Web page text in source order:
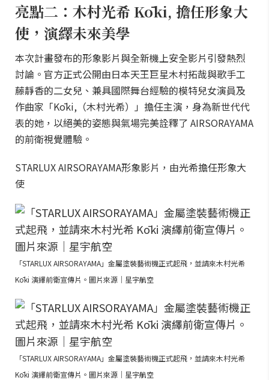
亮點二：木村光希 Kōki, 擔任形象大
使，演繹未來美學
本次計畫發布的形象影片與全新機上安全影片引發熱烈
討論。官方正式公開由日本天王巨星木村拓哉與歌手工
藤靜香的二女兒、兼具國際舞台經驗的模特兒女演員及
作曲家「Kōki,（木村光希）」擔任主演，身為新世代代
表的她，以絕美的姿態與氣場完美詮釋了 AIRSORAYAMA
的前衛視覺體驗。
STARLUX AIRSORAYAMA形象影片，由光希擔任形象大
使
「STARLUX AIRSORAYAMA」金屬塗裝藝術機正式起飛，並請來木村光希
Kōki 演繹前衛宣傳片。圖片來源｜星宇航空
「STARLUX AIRSORAYAMA」金屬塗裝藝術機正式起飛，並請來木村光希
Kōki 演繹前衛宣傳片。圖片來源｜星宇航空